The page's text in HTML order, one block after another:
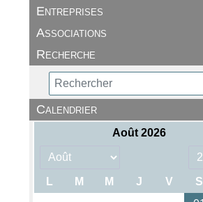
Entreprises
Associations
Recherche
Calendrier